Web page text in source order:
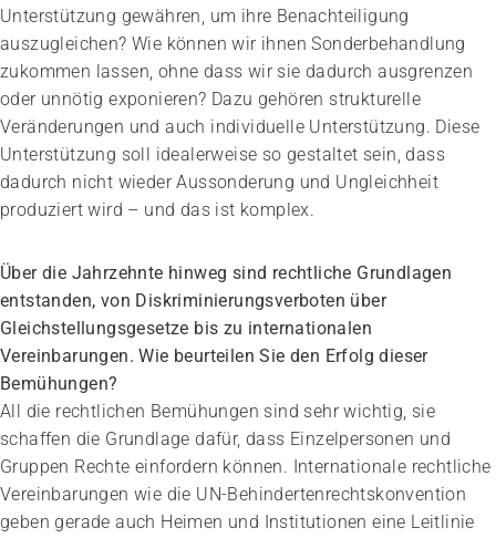
Unterstützung gewähren, um ihre Benachteiligung
auszugleichen? Wie können wir ihnen Sonderbehandlung
zukommen lassen, ohne dass wir sie dadurch ausgrenzen
oder unnötig exponieren? Dazu gehören strukturelle
Veränderungen und auch individuelle Unterstützung. Diese
Unterstützung soll idealerweise so gestaltet sein, dass
dadurch nicht wieder Aussonderung und Ungleichheit
produziert wird – und das ist komplex.
Über die Jahrzehnte hinweg sind rechtliche Grundlagen
entstanden, von Diskriminierungsverboten über
Gleichstellungsgesetze bis zu internationalen
Vereinbarungen. Wie beurteilen Sie den Erfolg dieser
Bemühungen?
All die rechtlichen Bemühungen sind sehr wichtig, sie
schaffen die Grundlage dafür, dass Einzelpersonen und
Gruppen Rechte einfordern können. Internationale rechtliche
Vereinbarungen wie die UN-Behindertenrechtskonvention
geben gerade auch Heimen und Institutionen eine Leitlinie